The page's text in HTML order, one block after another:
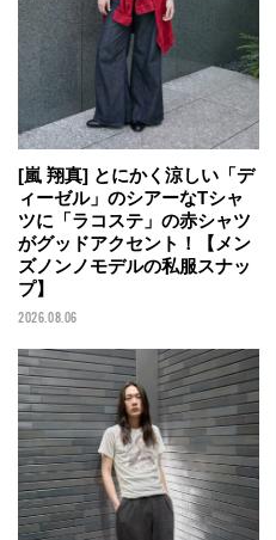
[嵐 翔真] とにかく涼しい「デ
ィーゼル」のシアーなTシャ
ツに「ラコステ」の赤シャツ
がグッドアクセント！【メン
ズノンノモデルの私服スナッ
プ】
2026.08.06